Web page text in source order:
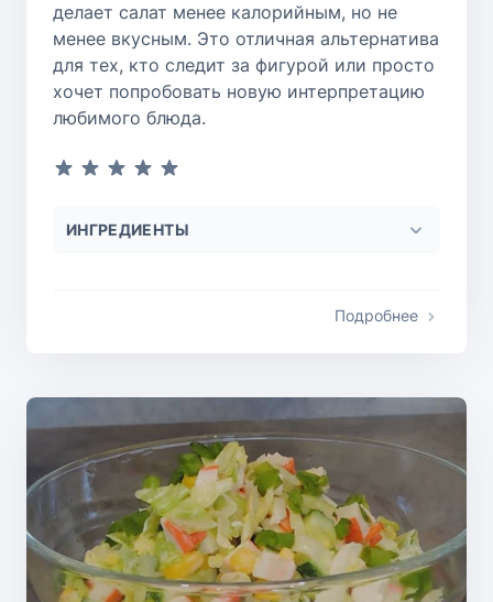
делает салат менее калорийным, но не
менее вкусным. Это отличная альтернатива
для тех, кто следит за фигурой или просто
хочет попробовать новую интерпретацию
любимого блюда.
ИНГРЕДИЕНТЫ
Подробнее